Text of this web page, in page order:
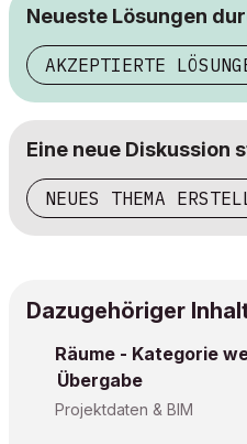
Neueste Lösungen
AKZEPTIERTE
Eine neue Diskussion
NEUES THEMA
Dazugehöriger
Räume - Kategorie
Übergabe
Projektdaten & BIM